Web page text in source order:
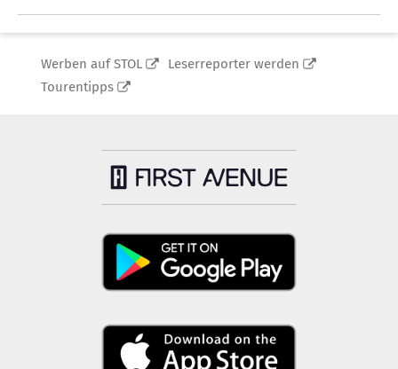
Werben auf STOL
Leserreporter werden
Tourentipps